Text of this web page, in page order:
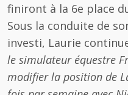
finiront à la 6e place
Sous la conduite de
investi, Laurie
le simulateur équestre
modifier la position de